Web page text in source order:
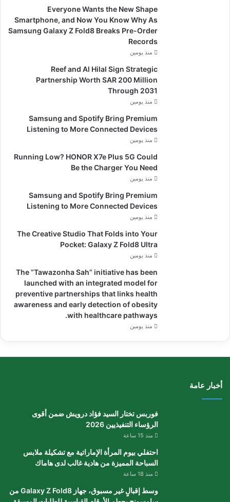
Everyone Wants the New Shape
Smartphone, and Now You Know Why As
Samsung Galaxy Z Fold8 Breaks Pre-Order
Records
منذ يومين
Reef and Al Hilal Sign Strategic
Partnership Worth SAR 200 Million
Through 2031
منذ يومين
Samsung and Spotify Bring Premium
Listening to More Connected Devices
منذ يومين
Running Low? HONOR X7e Plus 5G Could
Be the Charger You Need
منذ يومين
Samsung and Spotify Bring Premium
Listening to More Connected Devices
منذ يومين
The Creative Studio That Folds into Your
Pocket: Galaxy Z Fold8 Ultra
منذ يومين
The “Tawazonha Sah” initiative has been
launched with an integrated model for
preventive partnerships that links health
awareness and early detection of obesity
with healthcare pathways.
منذ يومين
أخبار عامة
فوربس تختار السيد فؤاد درويش ضمن أقوى
الرؤساء التنفيذيين 2026
منذ 15 ساعة
احتفلي بيوم المرأة الإماراتية مع تشكيلة ملابس
السباحة المميزة من هادية غالب لدى هاماك
منذ 18 ساعة
وسط إقبالٍ غير مسبوق، جهاز Galaxy Z Fold8 من